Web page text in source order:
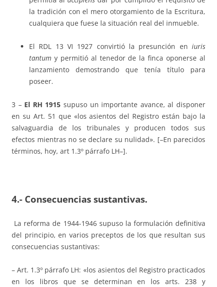
la tradición con el mero otorgamiento de la Escritura,
cualquiera que fuese la situación real del inmueble.
El RDL 13 VI 1927 convirtió la presunción en iuris
tantum y permitió al tenedor de la finca oponerse al
lanzamiento demostrando que tenía título para
poseer.
3 – El RH 1915 supuso un importante avance, al disponer
en su Art. 51 que «los asientos del Registro están bajo la
salvaguardia de los tribunales y producen todos sus
efectos mientras no se declare su nulidad». [–En parecidos
términos, hoy, art 1.3º párrafo LH–].
4.- Consecuencias sustantivas.
La reforma de 1944-1946 supuso la formulación definitiva
del principio, en varios preceptos de los que resultan sus
consecuencias sustantivas:
– Art. 1.3º párrafo LH: «los asientos del Registro practicados
en los libros que se determinan en los arts. 238 y